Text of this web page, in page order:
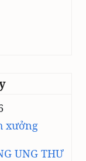
xưởng
UNG THƯ